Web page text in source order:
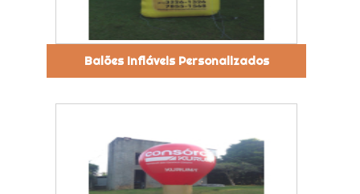
Balões Infláveis Personalizados